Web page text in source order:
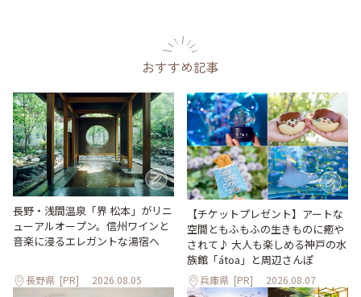
おすすめ記事
長野・浅間温泉「界 松本」がリニ
ューアルオープン。信州ワインと
音楽に浸るエレガントな湯宿へ
長野県 [PR] 2026.08.05
【チケットプレゼント】アートな
空間ともふもふの生きものに癒や
されて♪ 大人も楽しめる神戸の水
族館「átoa」と周辺さんぽ
兵庫県 [PR] 2026.08.07